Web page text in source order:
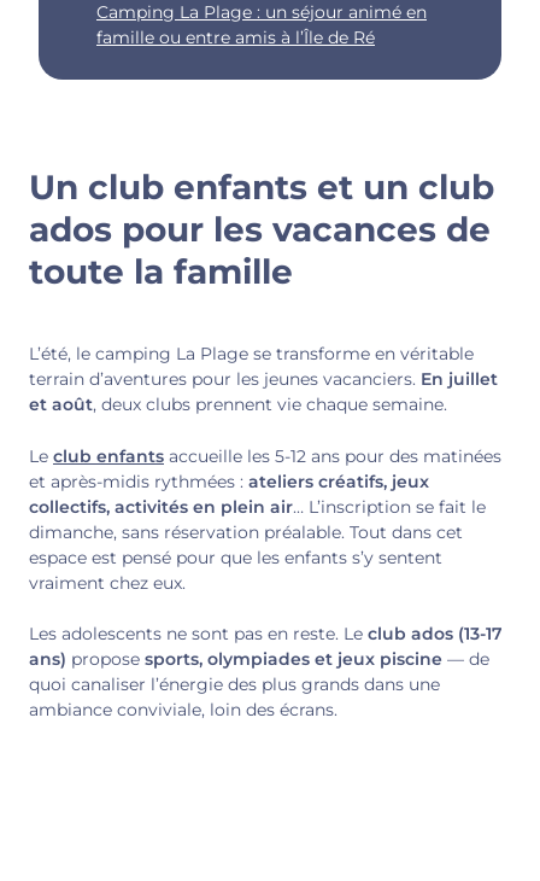
Camping La Plage : un séjour animé en
famille ou entre amis à l’Île de Ré
Un club enfants et un club
ados pour les vacances de
toute la famille
L’été, le camping La Plage se transforme en véritable
terrain d’aventures pour les jeunes vacanciers. En juillet
et août, deux clubs prennent vie chaque semaine.
Le club enfants accueille les 5-12 ans pour des matinées
et après-midis rythmées : ateliers créatifs, jeux
collectifs, activités en plein air… L’inscription se fait le
dimanche, sans réservation préalable. Tout dans cet
espace est pensé pour que les enfants s’y sentent
vraiment chez eux.
Les adolescents ne sont pas en reste. Le club ados (13-17
ans) propose sports, olympiades et jeux piscine — de
quoi canaliser l’énergie des plus grands dans une
ambiance conviviale, loin des écrans.